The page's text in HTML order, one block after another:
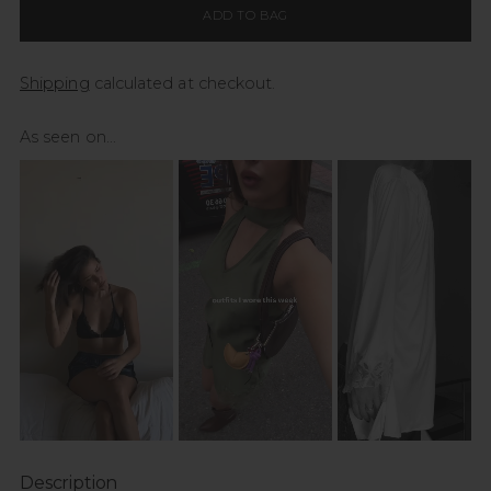
ADD TO BAG
Shipping calculated at checkout.
As seen on...
Description